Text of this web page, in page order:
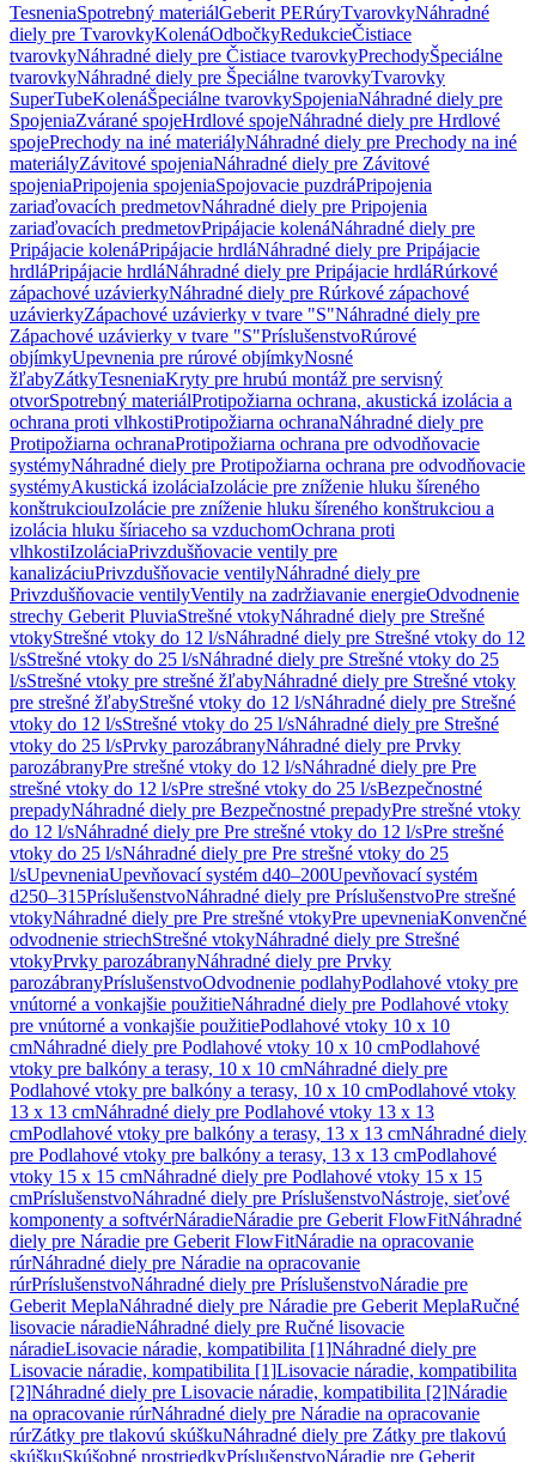
TesneniaSpotrebný materiálGeberit PERúryTvarovkyNáhradné
diely pre TvarovkyKolenáOdbočkyRedukcieČistiace
tvarovkyNáhradné diely pre Čistiace tvarovkyPrechodyŠpeciálne
tvarovkyNáhradné diely pre Špeciálne tvarovkyTvarovky
SuperTubeKolenáŠpeciálne tvarovkySpojeniaNáhradné diely pre
SpojeniaZvárané spojeHrdlové spojeNáhradné diely pre Hrdlové
spojePrechody na iné materiályNáhradné diely pre Prechody na iné
materiályZávitové spojeniaNáhradné diely pre Závitové
spojeniaPripojenia spojeniaSpojovacie puzdráPripojenia
zariaďovacích predmetovNáhradné diely pre Pripojenia
zariaďovacích predmetovPripájacie kolenáNáhradné diely pre
Pripájacie kolenáPripájacie hrdláNáhradné diely pre Pripájacie
hrdláPripájacie hrdláNáhradné diely pre Pripájacie hrdláRúrkové
zápachové uzávierkyNáhradné diely pre Rúrkové zápachové
uzávierkyZápachové uzávierky v tvare "S"Náhradné diely pre
Zápachové uzávierky v tvare "S"PríslušenstvoRúrové
objímkyUpevnenia pre rúrové objímkyNosné
žľabyZátkyTesneniaKryty pre hrubú montáž pre servisný
otvorSpotrebný materiálProtipožiarna ochrana, akustická izolácia a
ochrana proti vlhkostiProtipožiarna ochranaNáhradné diely pre
Protipožiarna ochranaProtipožiarna ochrana pre odvodňovacie
systémyNáhradné diely pre Protipožiarna ochrana pre odvodňovacie
systémyAkustická izoláciaIzolácie pre zníženie hluku šíreného
konštrukciouIzolácie pre zníženie hluku šíreného konštrukciou a
izolácia hluku šíriaceho sa vzduchomOchrana proti
vlhkostiIzoláciaPrivzdušňovacie ventily pre
kanalizáciuPrivzdušňovacie ventilyNáhradné diely pre
Privzdušňovacie ventilyVentily na zadržiavanie energieOdvodnenie
strechy Geberit PluviaStrešné vtokyNáhradné diely pre Strešné
vtokyStrešné vtoky do 12 l/sNáhradné diely pre Strešné vtoky do 12
l/sStrešné vtoky do 25 l/sNáhradné diely pre Strešné vtoky do 25
l/sStrešné vtoky pre strešné žľabyNáhradné diely pre Strešné vtoky
pre strešné žľabyStrešné vtoky do 12 l/sNáhradné diely pre Strešné
vtoky do 12 l/sStrešné vtoky do 25 l/sNáhradné diely pre Strešné
vtoky do 25 l/sPrvky parozábranyNáhradné diely pre Prvky
parozábranyPre strešné vtoky do 12 l/sNáhradné diely pre Pre
strešné vtoky do 12 l/sPre strešné vtoky do 25 l/sBezpečnostné
prepadyNáhradné diely pre Bezpečnostné prepadyPre strešné vtoky
do 12 l/sNáhradné diely pre Pre strešné vtoky do 12 l/sPre strešné
vtoky do 25 l/sNáhradné diely pre Pre strešné vtoky do 25
l/sUpevneniaUpevňovací systém d40–200Upevňovací systém
d250–315PríslušenstvoNáhradné diely pre PríslušenstvoPre strešné
vtokyNáhradné diely pre Pre strešné vtokyPre upevneniaKonvenčné
odvodnenie striechStrešné vtokyNáhradné diely pre Strešné
vtokyPrvky parozábranyNáhradné diely pre Prvky
parozábranyPríslušenstvoOdvodnenie podlahyPodlahové vtoky pre
vnútorné a vonkajšie použitieNáhradné diely pre Podlahové vtoky
pre vnútorné a vonkajšie použitiePodlahové vtoky 10 x 10
cmNáhradné diely pre Podlahové vtoky 10 x 10 cmPodlahové
vtoky pre balkóny a terasy, 10 x 10 cmNáhradné diely pre
Podlahové vtoky pre balkóny a terasy, 10 x 10 cmPodlahové vtoky
13 x 13 cmNáhradné diely pre Podlahové vtoky 13 x 13
cmPodlahové vtoky pre balkóny a terasy, 13 x 13 cmNáhradné diely
pre Podlahové vtoky pre balkóny a terasy, 13 x 13 cmPodlahové
vtoky 15 x 15 cmNáhradné diely pre Podlahové vtoky 15 x 15
cmPríslušenstvoNáhradné diely pre PríslušenstvoNástroje, sieťové
komponenty a softvérNáradieNáradie pre Geberit FlowFitNáhradné
diely pre Náradie pre Geberit FlowFitNáradie na opracovanie
rúrNáhradné diely pre Náradie na opracovanie
rúrPríslušenstvoNáhradné diely pre PríslušenstvoNáradie pre
Geberit MeplaNáhradné diely pre Náradie pre Geberit MeplaRučné
lisovacie náradieNáhradné diely pre Ručné lisovacie
náradieLisovacie náradie, kompatibilita [1]Náhradné diely pre
Lisovacie náradie, kompatibilita [1]Lisovacie náradie, kompatibilita
[2]Náhradné diely pre Lisovacie náradie, kompatibilita [2]Náradie
na opracovanie rúrNáhradné diely pre Náradie na opracovanie
rúrZátky pre tlakovú skúškuNáhradné diely pre Zátky pre tlakovú
skúškuSkúšobné prostriedkyPríslušenstvoNáradie pre Geberit